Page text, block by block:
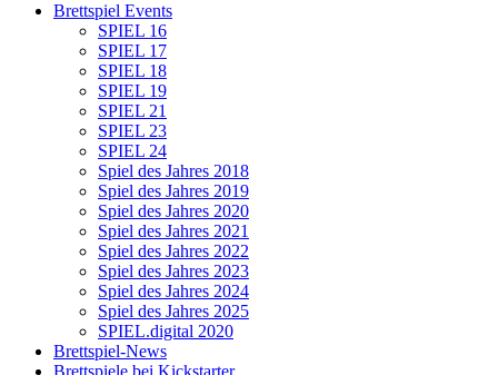
Brettspiel Events
SPIEL 16
SPIEL 17
SPIEL 18
SPIEL 19
SPIEL 21
SPIEL 23
SPIEL 24
Spiel des Jahres 2018
Spiel des Jahres 2019
Spiel des Jahres 2020
Spiel des Jahres 2021
Spiel des Jahres 2022
Spiel des Jahres 2023
Spiel des Jahres 2024
Spiel des Jahres 2025
SPIEL.digital 2020
Brettspiel-News
Brettspiele bei Kickstarter